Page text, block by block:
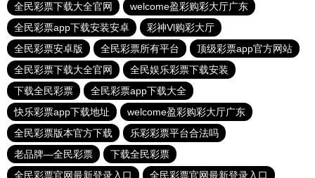
全民彩票下载大全官网
welcome盈彩购彩大厅广东
全民彩票app下载安装安卓
彩神Vl购彩大厅
全民彩票安卓版
全民彩票所有平台
顶级彩票app官方网站
全民彩票下载大全官网
全民娱乐彩票下载安装
下载全民彩票
全民彩票app下载大全
快乐彩票app下载地址
welcome盈彩购彩大厅广东
全民彩票版本官方下载
乐彩彩票平台合法吗
老品牌—全民彩票
下载全民彩票
全民彩票官网最新登录入口
全民彩票官网最新登录入口